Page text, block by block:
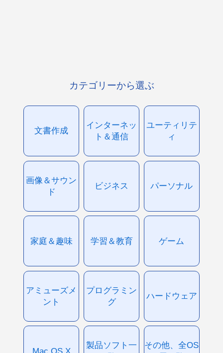
カテゴリーから選ぶ
文書作成
インターネッ
ト＆通信
ユーティリテ
ィ
画像＆サウン
ド
ビジネス パーソナル
家庭＆趣味 学習＆教育 ゲーム
アミューズメ
ント
プログラミン
グ
ハードウェア
Mac OS X
製品ソフト一
その他、全OS